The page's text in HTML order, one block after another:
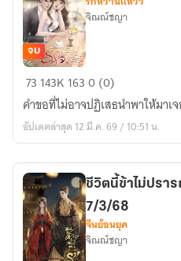
รัก
ได้
ไหม
ถ้า
ใกล้
กัน
จบ
จิณณ์ชญา
73 143K 1630 (0)
คำขอที่ไม่อาจปฏิเสธนำพาให้มาเ
อัปเดตล่าสุด 12 มี.ค. 69 / 10:51 น.
ชีวิตนี้ข้าไม่ปรา
7/3/68
จีนย้อนยุค
จิณณ์ชญา